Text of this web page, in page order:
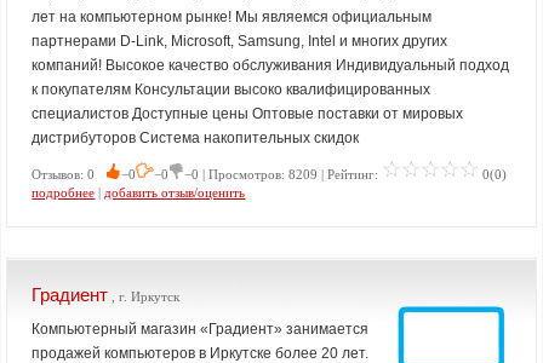
лет на компьютерном рынке! Мы являемся официальным
партнерами D-Link, Microsoft, Samsung, Intel и многих других
компаний! Высокое качество обслуживания Индивидуальный подход
к покупателям Консультации высоко квалифицированных
специалистов Доступные цены Оптовые поставки от мировых
дистрибуторов Система накопительных скидок
Отзывов: 0 −0 −0 −0 | Просмотров: 8209 | Рейтинг:
0(0)
подробнее | добавить отзыв/оценить
Градиент , г. Иркутск
Компьютерный магазин «Градиент» занимается
продажей компьютеров в Иркутске более 20 лет.